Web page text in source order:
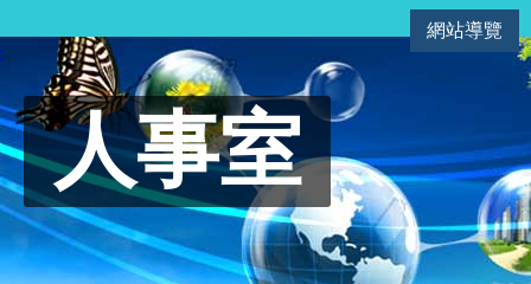
網站導覽
人事室
人事室